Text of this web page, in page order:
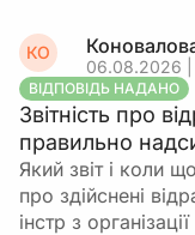
КО
06.08.2026 |
ВІДПОВІДЬ НАДАНО
Звітність про
правильно
Який звіт і коли
про здійснені
інстр з